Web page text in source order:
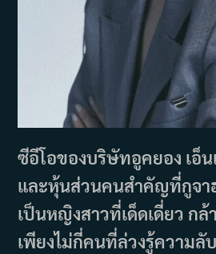
ซีอีโอของบริษัทอูคยอง เอ็น
และหุ้นส่วนคนสำคัญที่กูจาฮ
เป็นหญิงสาวที่เด็ดเดี่ยว ก
เพียงไม่กี่คนที่ล่วงรู้ความลั